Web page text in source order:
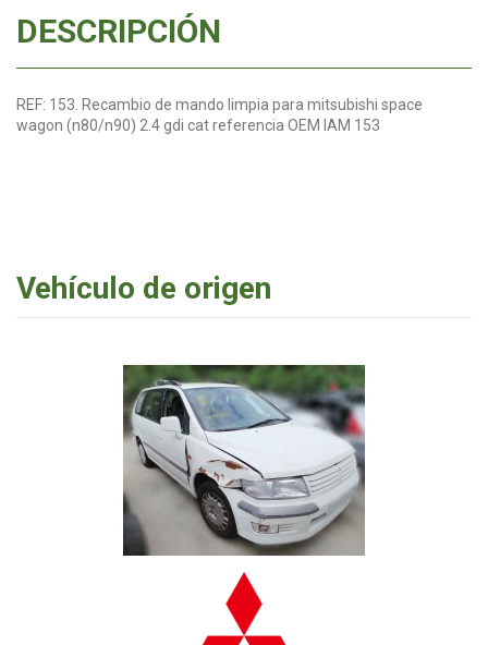
DESCRIPCIÓN
REF: 153. Recambio de mando limpia para mitsubishi space
wagon (n80/n90) 2.4 gdi cat referencia OEM IAM 153
Vehículo de origen